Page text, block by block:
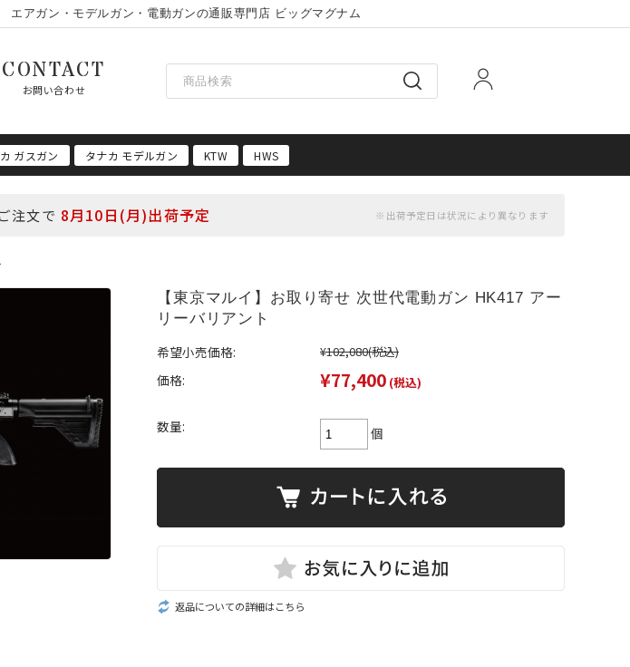
エアガン・モデルガン・電動ガンの通販専門店 ビッグマグナム
CONTACT
お問い合わせ
ガスガン タナカ モデルガン KTW HWS
注文で 8月10日(月)出荷予定
【東京マルイ】お取り寄せ 次世代電動ガン HK417 アー
リーバリアント
希望小売価格: ¥102,080(税込)
価格: ¥77,400 (税込)
数量: 個
返品についての詳細はこちら